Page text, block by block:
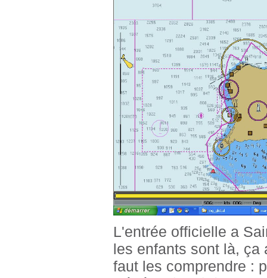
L'entrée officielle a
les enfants sont là, ça
faut les comprendre :